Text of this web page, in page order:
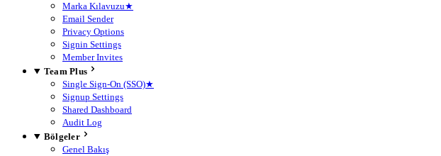
Marka Kılavuzu★
Email Sender
Privacy Options
Signin Settings
Member Invites
Team Plus
Single Sign-On (SSO)★
Signup Settings
Shared Dashboard
Audit Log
Bölgeler
Genel Bakış